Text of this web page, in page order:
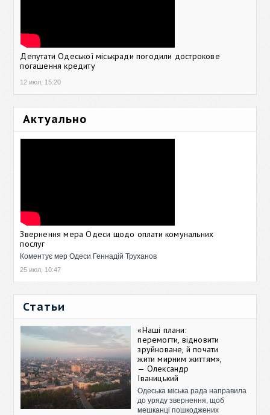
Депутати Одеської міськради погодили дострокове
погашення кредиту
12 июл, 15:20
Актуально
Звернення мера Одеси щодо оплати комунальних
послуг
Коментує мер Одеси Геннадій Труханов
25 июл, 10:47
Статьи
«Наші плани:
перемогти, відновити
зруйноване, й почати
жити мирним життям»,
— Олександр
Іваницький
Одеська міська рада направила
до уряду звернення, щоб
мешканці пошкоджених